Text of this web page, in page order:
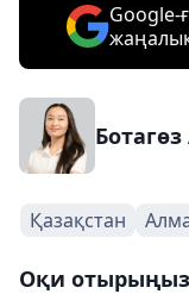
Google-
Қазақстан
Оқи отырыңыз